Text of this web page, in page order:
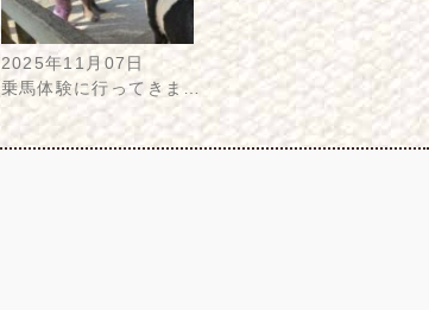
2025年11月07日
乗馬体験に行ってきま…